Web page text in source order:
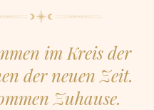
im Kreis der
der neuen Zeit.
Zuhause.